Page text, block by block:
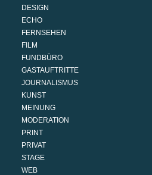
DESIGN
ECHO
FERNSEHEN
FILM
FUNDBÜRO
GASTAUFTRITTE
JOURNALISMUS
KUNST
MEINUNG
MODERATION
PRINT
PRIVAT
STAGE
WEB